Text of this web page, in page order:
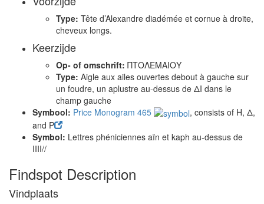
Type: Tête d’Alexandre diadémée et cornue à droite,
cheveux longs.
Keerzijde
Op- of omschrift: ΠΤΟΛΕΜΑΙΟΥ
Type: Aigle aux ailes ouvertes debout à gauche sur
un foudre, un aplustre au-dessus de ΔΙ dans le
champ gauche
Symbool: Price Monogram 465
, consists of Η, Δ,
and Ρ
Symbol: Lettres phéniciennes aïn et kaph au-dessus de
IIII//
Findspot Description
Vindplaats